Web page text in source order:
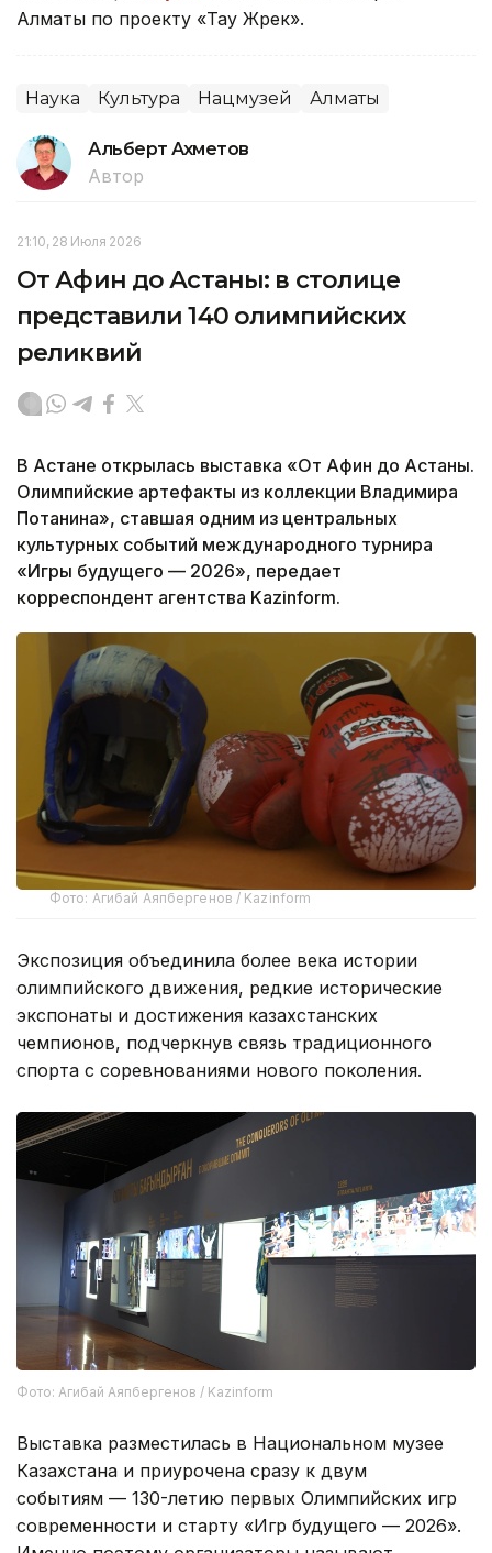
Алматы по проекту «Тау Жүрек».
Наука Культура Нацмузей Алматы
Альберт Ахметов
Автор
21:10, 28 Июля 2026
От Афин до Астаны: в столице
представили 140 олимпийских
реликвий
В Астане открылась выставка «От Афин до Астаны.
Олимпийские артефакты из коллекции Владимира
Потанина», ставшая одним из центральных
культурных событий международного турнира
«Игры будущего — 2026», передает
корреспондент агентства Kazinform.
Фото: Агибай Аяпбергенов / Kazinform
Экспозиция объединила более века истории
олимпийского движения, редкие исторические
экспонаты и достижения казахстанских
чемпионов, подчеркнув связь традиционного
спорта с соревнованиями нового поколения.
Фото: Агибай Аяпбергенов / Kazinform
Выставка разместилась в Национальном музее
Казахстана и приурочена сразу к двум
событиям — 130-летию первых Олимпийских игр
современности и старту «Игр будущего — 2026».